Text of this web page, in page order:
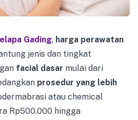
Gading, harga perawatan
jenis dan tingkat
facial dasar mulai dari
prosedur yang lebih
atau chemical
Rp500.000 hingga